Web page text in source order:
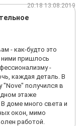
20:18 13.08.2019
- как-будто это
ними пришлось
-
каждая деталь. В
"Nove" получился в
этаже
доме много света и
окон, мимо
работой.